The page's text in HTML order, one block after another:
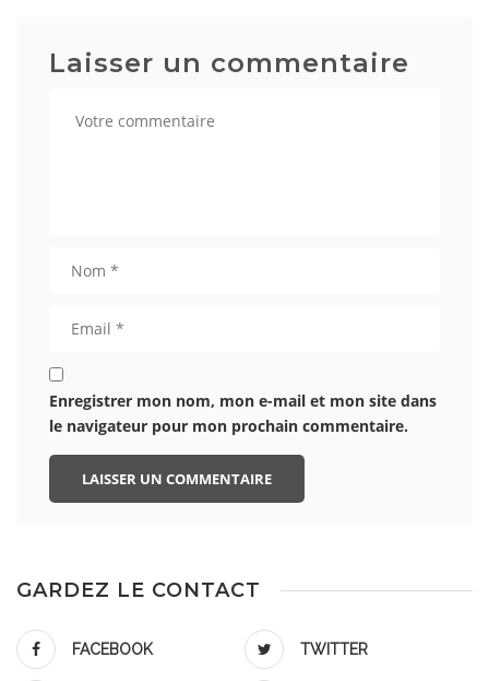
Laisser un commentaire
Enregistrer mon nom, mon e-mail et mon site dans
le navigateur pour mon prochain commentaire.
GARDEZ LE CONTACT
FACEBOOK TWITTER